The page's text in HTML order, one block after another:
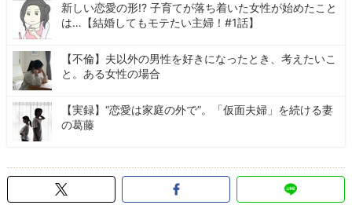
新しい恋愛の形!? 子育てが落ち着いた女性が始めたこと
は…【結婚してもモテたい主婦！#1話】
【不倫】夫以外の男性を好きになったとき、考えたいこ
と。ある女性の場合
【実録】“恋愛は家庭の外で”。「仮面夫婦」を続ける妻
の葛藤